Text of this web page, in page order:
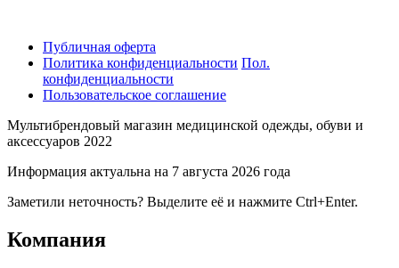
Публичная оферта
Политика конфиденциальности Пол.
конфиденциальности
Пользовательское соглашение
Мультибрендовый магазин медицинской одежды, обуви и
аксессуаров 2022
Информация актуальна на 7 августа 2026 года
Заметили неточность? Выделите её и нажмите Ctrl+Enter.
Компания